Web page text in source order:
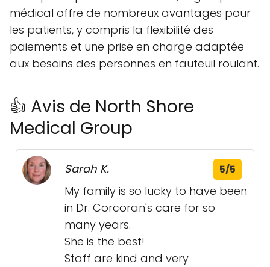
médical offre de nombreux avantages pour
les patients, y compris la flexibilité des
paiements et une prise en charge adaptée
aux besoins des personnes en fauteuil roulant.
👍 Avis de North Shore
Medical Group
Sarah K. 5/5
My family is so lucky to have been
in Dr. Corcoran's care for so
many years.
She is the best!
Staff are kind and very